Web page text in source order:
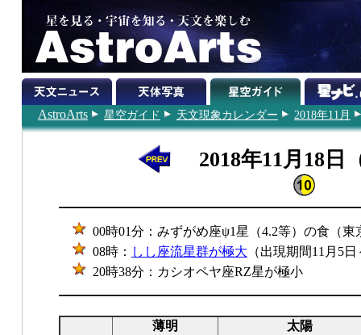
AstroArts 星空ガイド 天文現象カレンダー 2018年11月
2018年11月18日
00時01分：みずがめ座ψ1星（4.2等）の食（
08時： しし座流星群が極大 （出現期間11月5
20時38分：カシオペヤ座RZ星が極小
薄明
太陽